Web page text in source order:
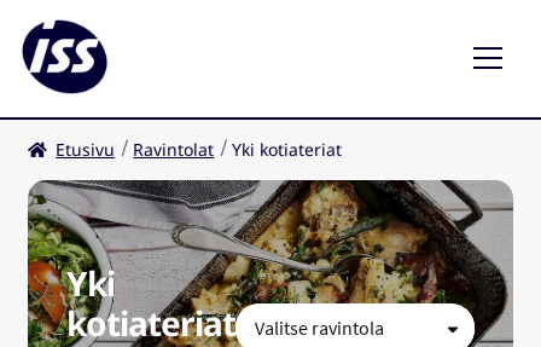
Ravintolat
Kahvilat
FI
Etusivu Ravintolat Yki kotiateriat
Yki
kotiateriat